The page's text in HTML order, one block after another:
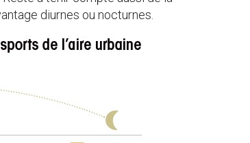
diurnes ou nocturnes.